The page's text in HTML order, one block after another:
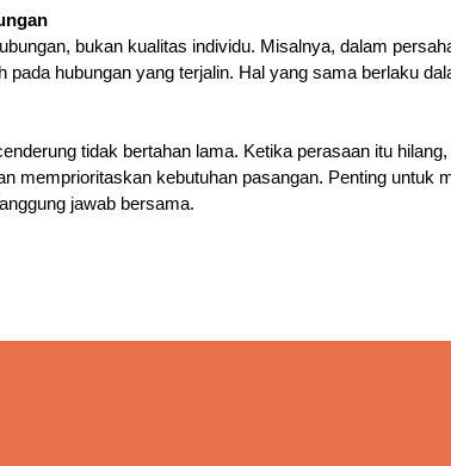
bukan kualitas individu. Misalnya, dalam
hubungan yang terjalin. Hal yang sama berlaku
tidak bertahan lama. Ketika perasaan itu
memprioritaskan kebutuhan pasangan. Penting untuk
jawab bersama.